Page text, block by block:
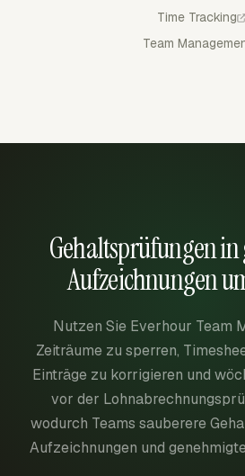
Time Tracking
Team
Gehaltsprüfungen
Aufzeichnungen
Nutzen Sie Everhour Team
Zeiträume zu sperren,
Einträge zu korrigieren und
vor der
wodurch Teams sauberere
Aufzeichnungen und